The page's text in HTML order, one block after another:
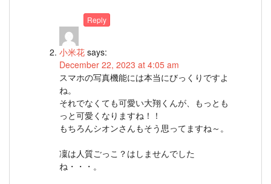
Reply
小米花 says:
December 22, 2023 at 4:05 am
スマホの写真機能には本当にびっくりですよ
ね。
それでなくても可愛い大翔くんが、もっとも
っと可愛くなりますね！！
もちろんシオンさんもそう思ってますね～。
凜は人質ごっこ？はしませんでした
ね・・・。